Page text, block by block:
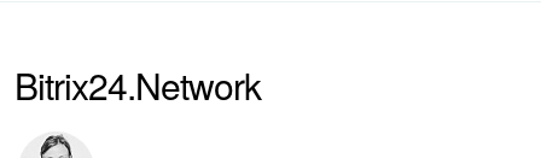
Supporto Bitrix24
Bitrix24.Network